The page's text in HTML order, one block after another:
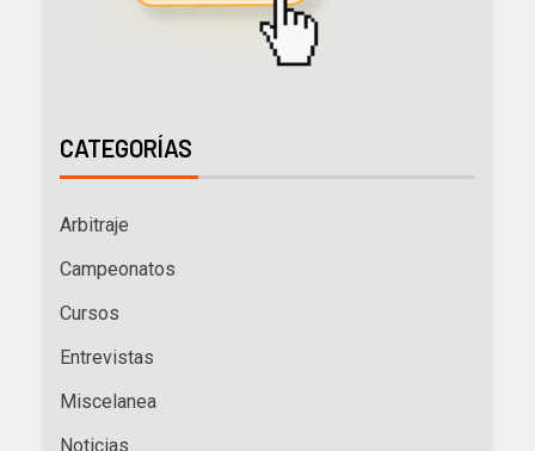
CATEGORÍAS
Arbitraje
Campeonatos
Cursos
Entrevistas
Miscelanea
Noticias